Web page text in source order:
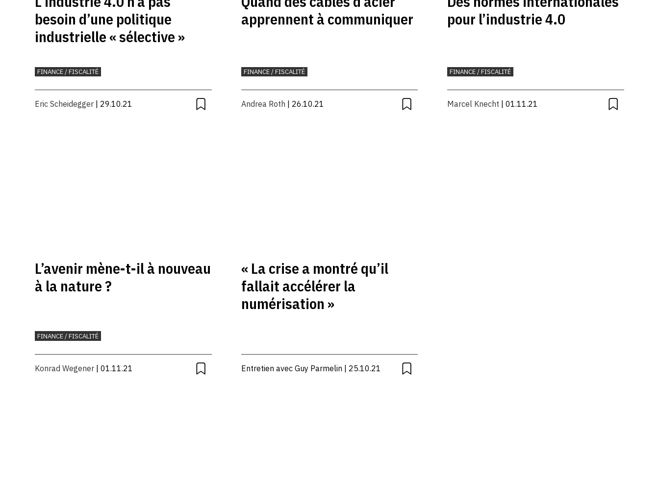
besoin d’une politique
industrielle « sélective »
FINANCE / FISCALITÉ
Eric Scheidegger | 29.10.21
apprennent à communiquer
FINANCE / FISCALITÉ
Andrea Roth | 26.10.21
pour l’industrie 4.0
FINANCE / FISCALITÉ
Marcel Knecht | 01.11.21
L’avenir mène-t-il à nouveau
à la nature ?
FINANCE / FISCALITÉ
Konrad Wegener | 01.11.21
« La crise a montré qu’il
fallait accélérer la
numérisation »
Entretien avec Guy Parmelin | 25.10.21